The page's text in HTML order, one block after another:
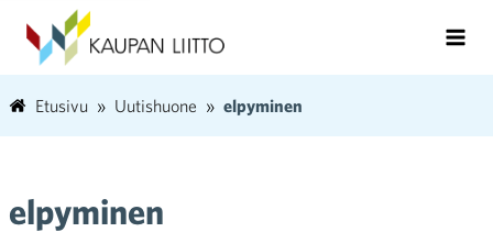
Etusivu Uutishuone elpyminen
elpyminen